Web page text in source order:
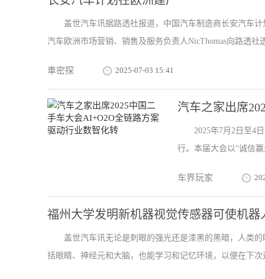
盖世汽车讯据路透社报道，中国汽车制造商长安汽车
汽车欧洲市场营销、销售及服务负责人NicThomas向路透社
車密探 2025-07-03 15:41
汽车之家出席
2025年7月2日至4
行。本届大会以“诚信
车界玩家
福州大学发明新机器视觉传感器可使机
盖世汽车讯无论是刺眼的强光还是漆黑的黑暗，人类
括眼睛、神经元和大脑，也能学习和记忆环境，以便在下